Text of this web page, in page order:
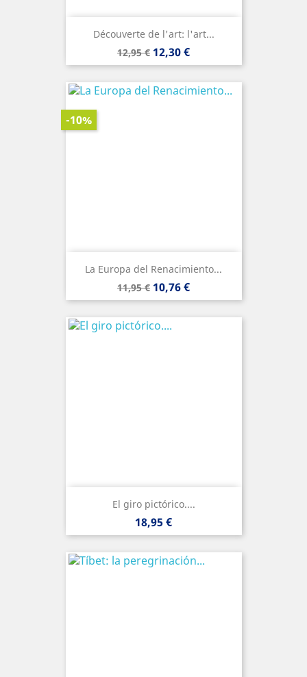
Découverte de l'art: l'art...
Precio
base
12,95 € Precio
12,30 €
La Europa del Renacimiento...
Precio
base
11,95 €
-10%
Precio
10,76 €
El giro pictórico....
Precio
18,95 €